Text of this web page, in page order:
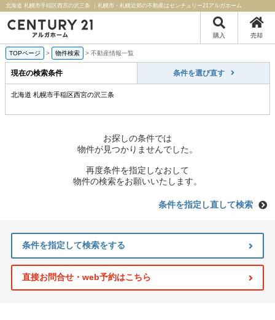
北海道 札幌市手稲区西宮の沢三条 ｜札幌市・札幌近郊の不動産はセンチュリー21アルガホーム
購入 売却
TOPページ > 物件検索 > 不動産情報一覧
現在の検索条件 条件を選び直す
北海道 札幌市手稲区西宮の沢三条
お探しの条件では
物件が見つかりませんでした。
再度条件を指定しなおして
物件の検索をお願いいたします。
条件を指定し直して検索
条件を指定して検索をする
直接お問合せ・web予約はこちら